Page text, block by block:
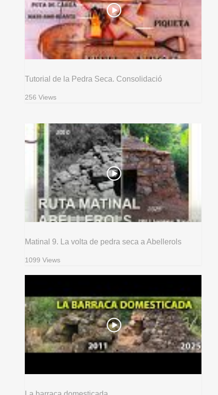
Tutorial de la Pedra Seca. Consolidació
256 Views
Matinal 9. La volta de pedra seca a Abellerols
1099 Views